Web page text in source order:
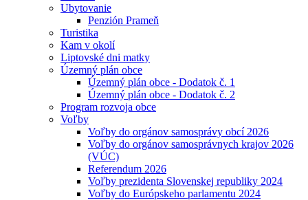
Ubytovanie
Penzión Prameň
Turistika
Kam v okolí
Liptovské dni matky
Územný plán obce
Územný plán obce - Dodatok č. 1
Územný plán obce - Dodatok č. 2
Program rozvoja obce
Voľby
Voľby do orgánov samosprávy obcí 2026
Voľby do orgánov samosprávnych krajov 2026
(VÚC)
Referendum 2026
Voľby prezidenta Slovenskej republiky 2024
Voľby do Európskeho parlamentu 2024